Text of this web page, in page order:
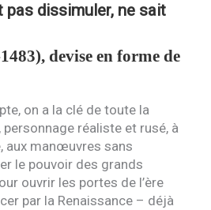
pas dissimuler, ne sait
devise en forme de
on a la clé de toute la
, personnage réaliste et rusé, à
aux manœuvres sans
le pouvoir des grands
ouvrir les portes de l’ère
par la Renaissance – déjà